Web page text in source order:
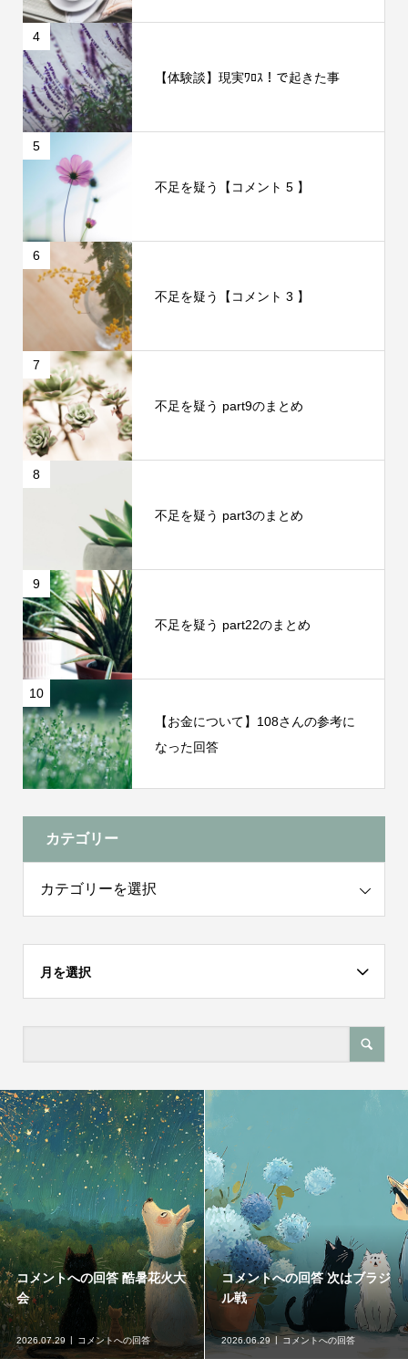
4
【体験談】現実ﾜﾛｽ！で起きた事
5
不足を疑う【コメント 5 】
6
不足を疑う【コメント 3 】
7
不足を疑う part9のまとめ
8
不足を疑う part3のまとめ
9
不足を疑う part22のまとめ
10
【お金について】108さんの参考に
なった回答
カテゴリー
月を選択
コメントへの回答 台風発生要
注意
2026.05.30 コメントへの回答
コメントへの回答 GW
2026.04.25 コメントへの回答